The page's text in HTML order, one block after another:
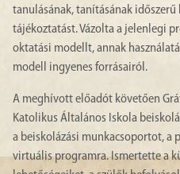
tanulásának, tanításának
tájékoztatást. Vázolta a jelenlegi
oktatási modellt, annak
modell ingyenes forrásairól.
A meghívott előadót követően
Katolikus Általános Iskola
a beiskolázási munkacsoportot, a
virtuális programra. Ismertette a